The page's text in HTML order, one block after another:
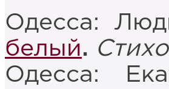
Одесса:
белый.
Одесса: